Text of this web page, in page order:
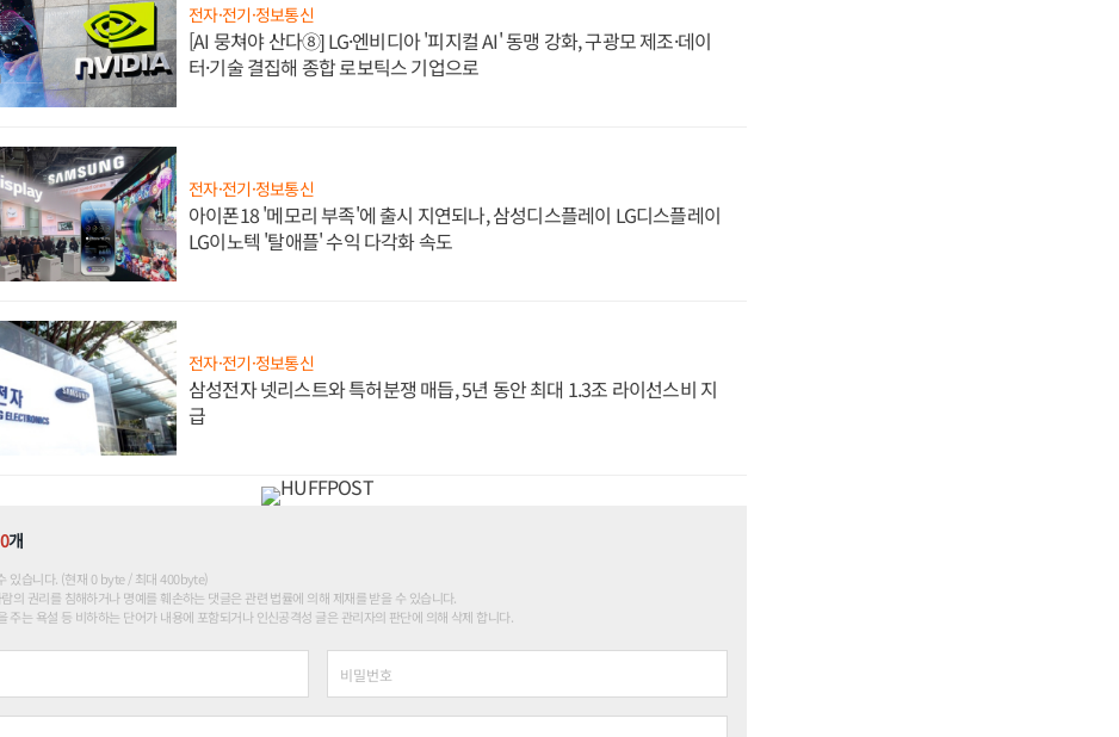
전자·전기·정보통신
[AI 뭉쳐야 산다⑧] LG·엔비디아 '피지컬 AI' 동맹 강화, 구광모 제조·데이
터·기술 결집해 종합 로보틱스 기업으로
전자·전기·정보통신
아이폰18 '메모리 부족'에 출시 지연되나, 삼성디스플레이 LG디스플레이
LG이노텍 '탈애플' 수익 다각화 속도
전자·전기·정보통신
삼성전자 넷리스트와 특허분쟁 매듭, 5년 동안 최대 1.3조 라이선스비 지
급
0개
있습니다. (현재 0 byte / 최대 400byte)
의 권리를 침해하거나 명예를 훼손하는 댓글은 관련 법률에 의해 제재를 받을 수 있습니다.
주는 욕설 등 비하하는 단어가 내용에 포함되거나 인신공격성 글은 관리자의 판단에 의해 삭제 합니다.